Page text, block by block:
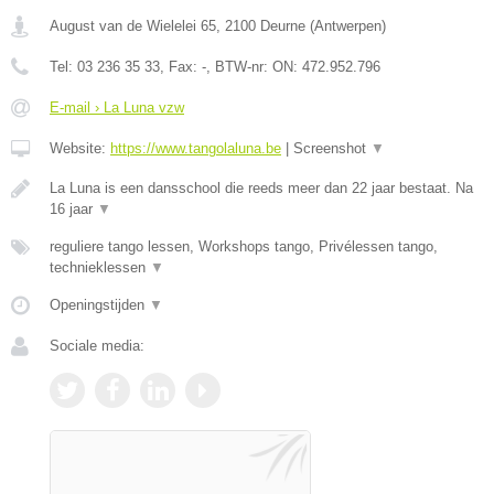
August van de Wielelei 65 2100 Deurne (Antwerpen)
Tel: 03 236 35 33 , Fax: - , BTW-nr: ON: 472.952.796
E-mail › La Luna vzw
Website: https://www.tangolaluna.be Screenshot ▼
La Luna is een dansschool die reeds meer dan 22 jaar bestaat. Na
16 jaar ▼
reguliere tango lessen, Workshops tango, Privélessen tango,
technieklessen ▼
Openingstijden ▼
Sociale media: